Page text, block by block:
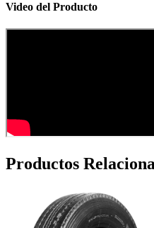
Video del Producto
Productos